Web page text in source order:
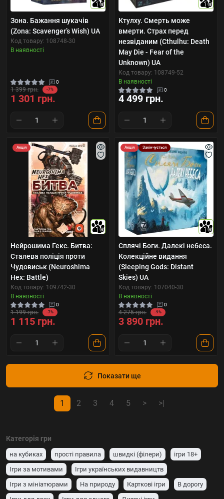
10
Зона. Бажання шукачів
(Zona: Scavenger’s Wish) UA
Код товару: 108748-30
В наявності
0
1 399 грн. -7%
1 301 грн.
10
Ктулху. Смерть може
вмерти. Страх перед
незвіданим (Cthulhu: Death
May Die - Fear of the
Unknown) UA
Код товару: 108749-52
В наявності
0
4 499 грн.
Акція
10
Нейрошима Гекс. Битва:
Сталева поліція проти
Чудовиськ (Neuroshima
Hex: Battle)
Код товару: 109742-30
В наявності
0
1 199 грн. -7%
1 115 грн.
Акція Закінчується
10
Сплячі Боги. Далекі небеса.
Колекційне видання
(Sleeping Gods: Distant
Skies) UA
Код товару: 107040-30
В наявності
0
4 275 грн. -9%
3 890 грн.
Показати ще
1 2 3 4 5 > >|
Категорія гри
на кубиках прості правила швидкі (філери)
ігри 18+
Ігри за мотивами
Ігри українських видавництв
Ігри з мініатюрами
На природу Карткові ігри
В дорогу